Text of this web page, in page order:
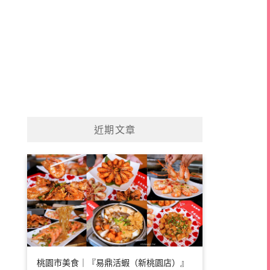
近期文章
桃園市美食｜『易鼎活蝦（新桃園店）』